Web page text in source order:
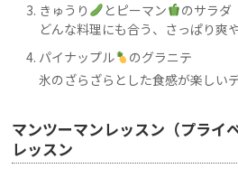
きゅうり
とピーマン
のサラダ
どんな料理にも合う、さっぱり爽
パイナップル
のグラニテ
氷のざらざらとした食感が楽しい
マンツーマンレッスン（プライ
レッスン